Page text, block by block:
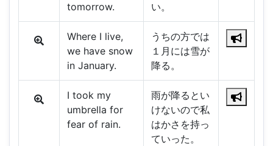
tomorrow.
い。
Where I live,
we have snow
in January.
うちの方では
１月には雪が
降る。
I took my
umbrella for
fear of rain.
雨が降るとい
けないので私
はかさを持っ
ていった。